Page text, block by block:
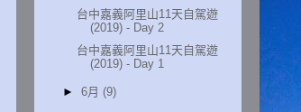
台中嘉義阿里山11天自駕遊
(2019) - Day 2
台中嘉義阿里山11天自駕遊
(2019) - Day 1
► 6月 (9)